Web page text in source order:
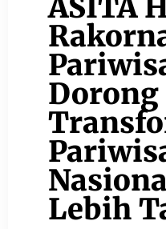
ASITA
Dorong
Lebih